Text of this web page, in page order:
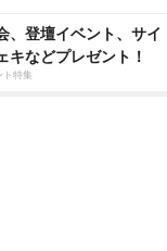
、登壇イベント、サイ
キなどプレゼント！
ト特集